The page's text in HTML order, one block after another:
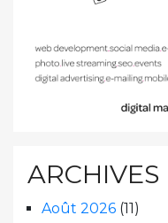
ARCHIVES
Août 2026 (11)